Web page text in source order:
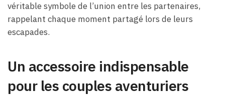
véritable symbole de l’union entre les partenaires,
rappelant chaque moment partagé lors de leurs
escapades.
Un accessoire indispensable
pour les couples aventuriers